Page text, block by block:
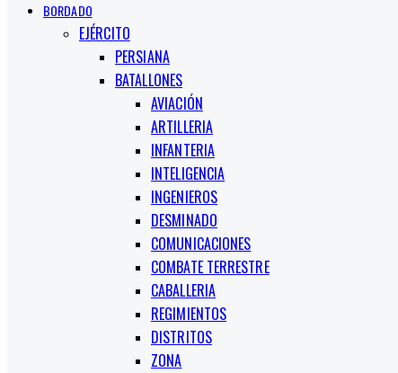
BORDADO
EJÉRCITO
PERSIANA
BATALLONES
AVIACIÓN
ARTILLERIA
INFANTERIA
INTELIGENCIA
INGENIEROS
DESMINADO
COMUNICACIONES
COMBATE TERRESTRE
CABALLERIA
REGIMIENTOS
DISTRITOS
ZONA